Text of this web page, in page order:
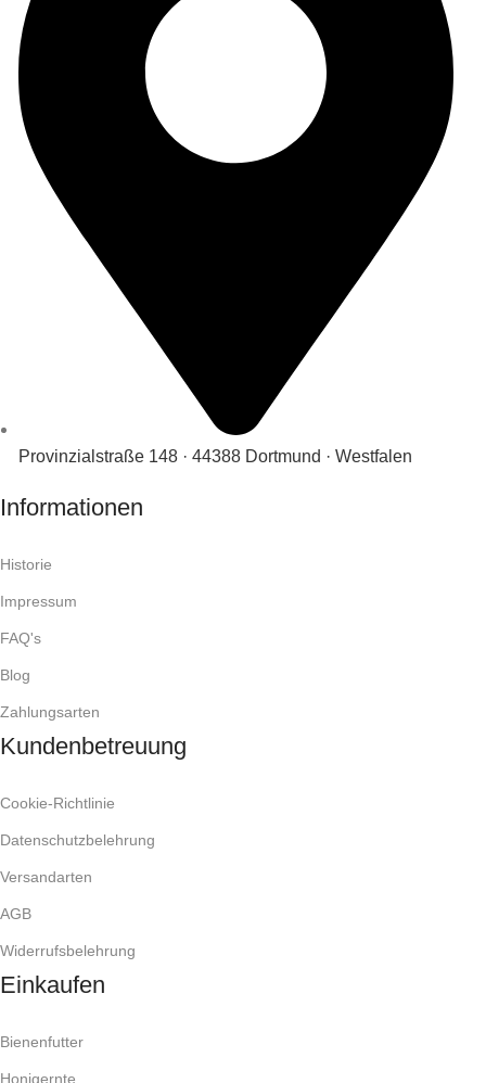
Provinzialstraße 148 · 44388 Dortmund · Westfalen
Informationen
Historie
Impressum
FAQ's
Blog
Zahlungsarten
Kundenbetreuung
Cookie-Richtlinie
Datenschutzbelehrung
Versandarten
AGB
Widerrufsbelehrung
Einkaufen
Bienenfutter
Honigernte